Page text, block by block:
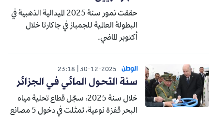
حققت نمور سنة 2025 الميدالية الذهبية في
البطولة العالمية للجمباز في جاكارتا خلال
أكتوبر الماضي.
الوطن 30-12-2025
23:18
سنة التحول المائي في الجزائر
خلال سنة 2025، سجّل قطاع تحلية مياه
البحر قفزة نوعية، تمثلت في دخول 5 مصانع